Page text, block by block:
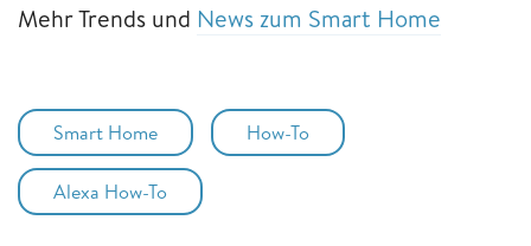
Mehr Trends und News zum Smart Home
Smart Home How-To
Alexa How-To